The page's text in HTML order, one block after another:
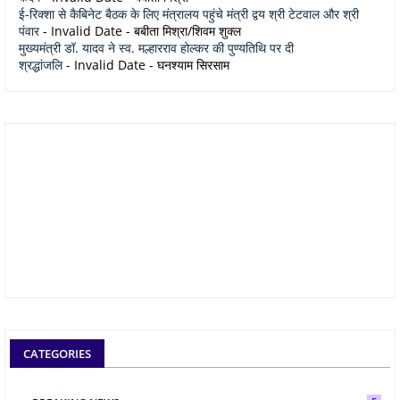
ई-रिक्शा से कैबिनेट बैठक के लिए मंत्रालय पहुंचे मंत्री द्वय श्री टेटवाल और श्री
पंवार- Invalid Date - बबीता मिश्रा/शिवम शुक्ल
मुख्यमंत्री डॉ. यादव ने स्व. मल्हारराव होल्कर की पुण्यतिथि पर दी
श्रद्धांजलि- Invalid Date - घनश्याम सिरसाम
CATEGORIES